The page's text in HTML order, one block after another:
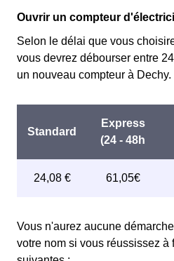
Ouvrir un compteur
Selon le délai que vous
vous devrez débourser entre
un nouveau compteur à Dechy.
Vous n'aurez aucune
votre nom si vous réussissez à